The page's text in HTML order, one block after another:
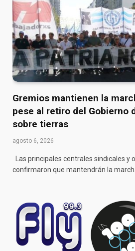
Gremios mantienen la
pese al retiro del Gobierno
sobre tierras
agosto 6, 2026
Las principales centrales sindicales y
confirmaron que mantendrán la